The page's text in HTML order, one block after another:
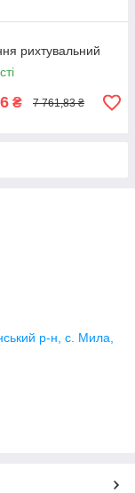
рихтувальний
₴ 7 761,83 ₴
р-н, с. Мила,